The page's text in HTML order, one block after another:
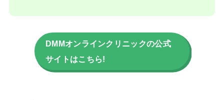
DMMオンラインクリニックの公式
サイトはこちら!